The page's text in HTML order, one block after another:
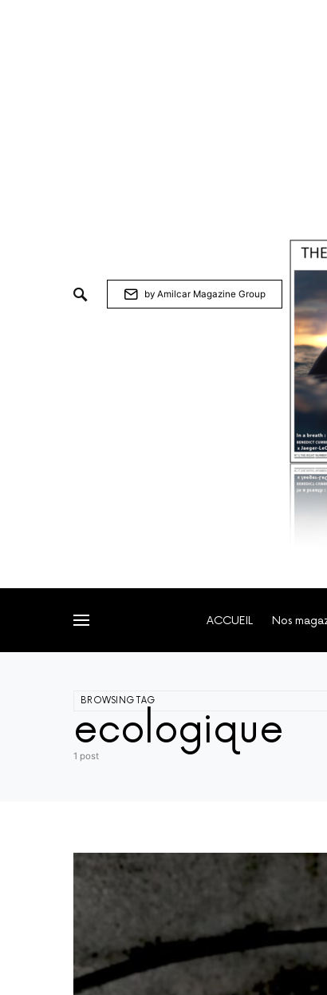
by Amilcar Magazine Group
ACCUEIL Nos
BROWSING TAG
ecologique
1 post